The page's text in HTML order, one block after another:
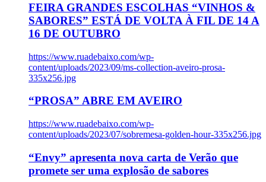
FEIRA GRANDES ESCOLHAS “VINHOS &
SABORES” ESTÁ DE VOLTA À FIL DE 14 A
16 DE OUTUBRO
https://www.ruadebaixo.com/wp-
content/uploads/2023/09/ms-collection-aveiro-prosa-
335x256.jpg
“PROSA” ABRE EM AVEIRO
https://www.ruadebaixo.com/wp-
content/uploads/2023/07/sobremesa-golden-hour-335x256.jpg
“Envy” apresenta nova carta de Verão que
promete ser uma explosão de sabores